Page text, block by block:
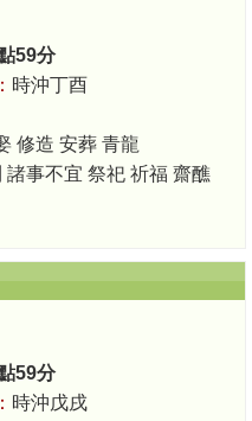
59分
時沖丁酉
修造 安葬 青龍
事不宜 祭祀 祈福 齋醮
59分
時沖戊戌